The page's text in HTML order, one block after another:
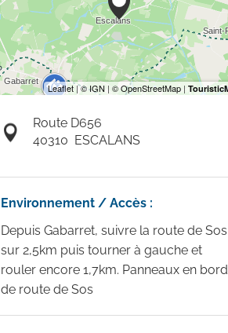
Route D656
40310 ESCALANS
Environnement / Accès :
Depuis Gabarret, suivre la route de Sos
sur 2,5km puis tourner à gauche et
rouler encore 1,7km. Panneaux en bord
de route de Sos